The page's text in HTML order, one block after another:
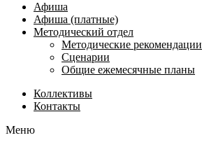
Афиша
Афиша (платные)
Методический отдел
Методические рекомендации
Сценарии
Общие ежемесячные планы
Коллективы
Контакты
Меню